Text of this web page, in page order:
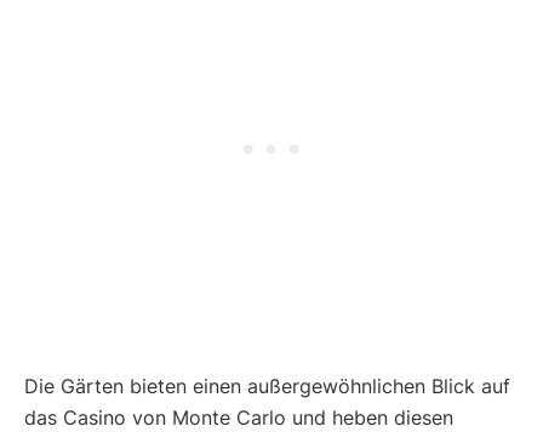
Die Gärten bieten einen außergewöhnlichen Blick auf
das Casino von Monte Carlo und heben diesen